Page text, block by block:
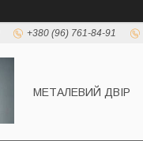
+380 (96) 761-84-91
МЕТАЛЕВИЙ ДВІР